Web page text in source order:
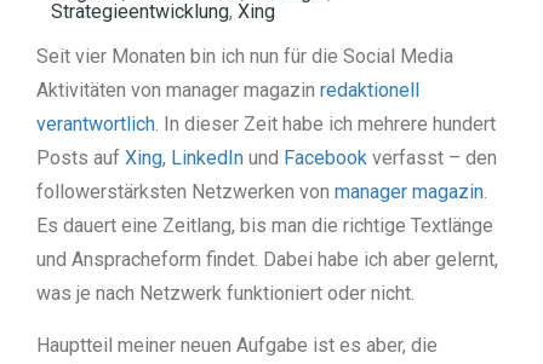
Strategieentwicklung, Xing
Seit vier Monaten bin ich nun für die Social Media
Aktivitäten von manager magazin redaktionell
verantwortlich. In dieser Zeit habe ich mehrere hundert
Posts auf Xing, LinkedIn und Facebook verfasst – den
followerstärksten Netzwerken von manager magazin.
Es dauert eine Zeitlang, bis man die richtige Textlänge
und Anspracheform findet. Dabei habe ich aber gelernt,
was je nach Netzwerk funktioniert oder nicht.
Hauptteil meiner neuen Aufgabe ist es aber, die